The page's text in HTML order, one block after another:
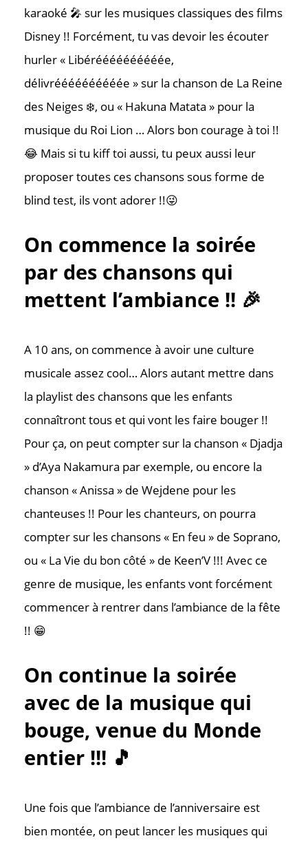
karaoké 🎤 sur les musiques classiques des films
Disney !! Forcément, tu vas devoir les écouter
hurler « Libéréééééééééée,
délivréééééééééée » sur la chanson de La Reine
des Neiges ❄️, ou « Hakuna Matata » pour la
musique du Roi Lion … Alors bon courage à toi !!
😂 Mais si tu kiff toi aussi, tu peux aussi leur
proposer toutes ces chansons sous forme de
blind test, ils vont adorer !!😜
On commence la soirée
par des chansons qui
mettent l’ambiance !! 🎉
A 10 ans, on commence à avoir une culture
musicale assez cool… Alors autant mettre dans
la playlist des chansons que les enfants
connaîtront tous et qui vont les faire bouger !!
Pour ça, on peut compter sur la chanson « Djadja
» d’Aya Nakamura par exemple, ou encore la
chanson « Anissa » de Wejdene pour les
chanteuses !! Pour les chanteurs, on pourra
compter sur les chansons « En feu » de Soprano,
ou « La Vie du bon côté » de Keen’V !!! Avec ce
genre de musique, les enfants vont forcément
commencer à rentrer dans l’ambiance de la fête
!! 😁
On continue la soirée
avec de la musique qui
bouge, venue du Monde
entier !!! 🎵
Une fois que l’ambiance de l’anniversaire est
bien montée, on peut lancer les musiques qui